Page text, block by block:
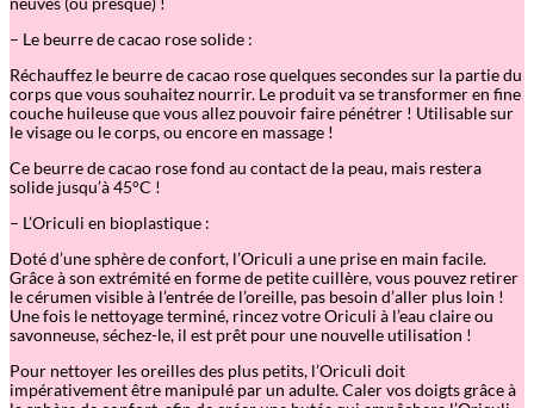
– Le beurre de cacao rose solide :
Réchauffez le beurre de cacao rose quelques secondes sur la partie du
corps que vous souhaitez nourrir. Le produit va se transformer en fine
couche huileuse que vous allez pouvoir faire pénétrer ! Utilisable sur
le visage ou le corps, ou encore en massage !
Ce beurre de cacao rose fond au contact de la peau, mais restera
solide jusqu’à 45°C !
– L’Oriculi en bioplastique :
Doté d’une sphère de confort, l’Oriculi a une prise en main facile.
Grâce à son extrémité en forme de petite cuillère, vous pouvez retirer
le cérumen visible à l’entrée de l’oreille, pas besoin d’aller plus loin !
Une fois le nettoyage terminé, rincez votre Oriculi à l’eau claire ou
savonneuse, séchez-le, il est prêt pour une nouvelle utilisation !
Pour nettoyer les oreilles des plus petits, l’Oriculi doit
impérativement être manipulé par un adulte. Caler vos doigts grâce à